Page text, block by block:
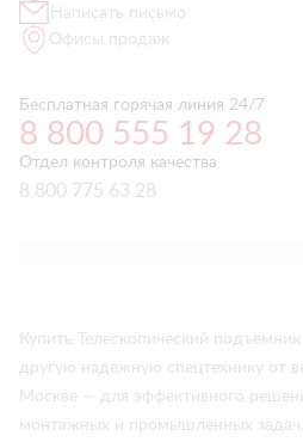
Написать письмо
Офисы продаж
Бесплатная горячая линия 24/7
8 800 555 19 28
Отдел контроля качества
8 800 775 63 28
Купить Телескопический
другую надежную спецтехнику от
Москве — для эффективного
монтажных и промышленных задач.